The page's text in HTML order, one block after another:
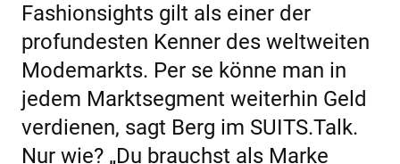
KANDIDAT:INNEN
CONNECT
COACHING
KI-TRAINING
Fashionsights gilt als einer der
profundesten Kenner des weltweiten
Modemarkts. Per se könne man in
jedem Marktsegment weiterhin Geld
verdienen, sagt Berg im SUITS.Talk.
Nur wie? „Du brauchst als Marke